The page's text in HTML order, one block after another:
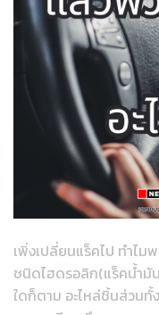
เพิ่งเปลี่ยนแร็คไป ทำไ
ชนิดไฮดรอลิก(แร็คน้ำมั
ใดก็ตาม อะไหล่ชิ้นส่วนทั้